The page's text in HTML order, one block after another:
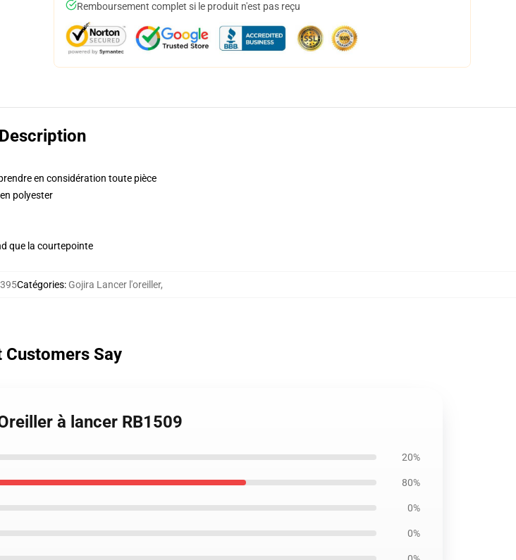
Remboursement complet si le produit n'est pas reçu
Description
en considération toute pièce
polyester
que la courtepointe
Catégories: Gojira Lancer l'oreiller,
Customers Say
à lancer RB1509
20%
80%
0%
0%